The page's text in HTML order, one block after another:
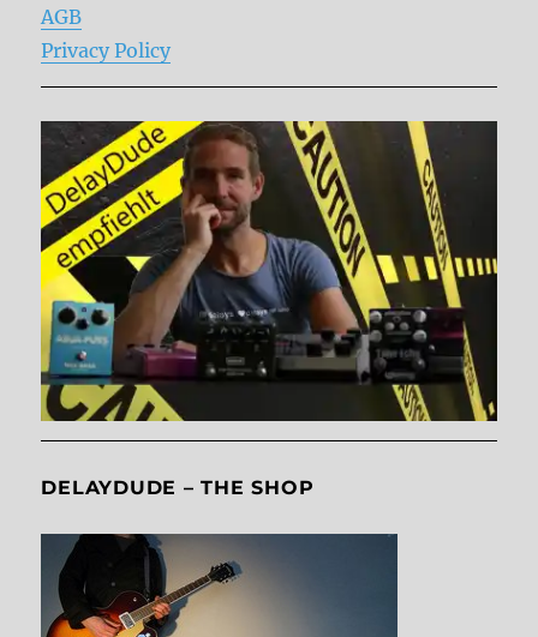
AGB
Privacy Policy
DELAYDUDE – THE SHOP